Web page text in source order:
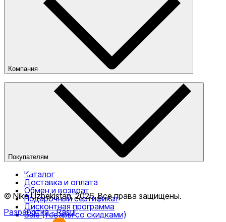
Компания
О компании
Наши магазины
Публичная оферта
Покупателям
Каталог
Доставка и оплата
Обмен и возврат
Подарочный сертификат
Дисконтная программа
Sale (товары со скидками)
© Nike Uzbekistan,2026.Все права защищены.
Разработка- Rasul